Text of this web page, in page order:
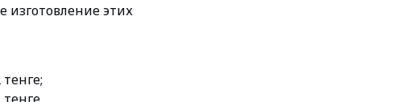
изготовление этих